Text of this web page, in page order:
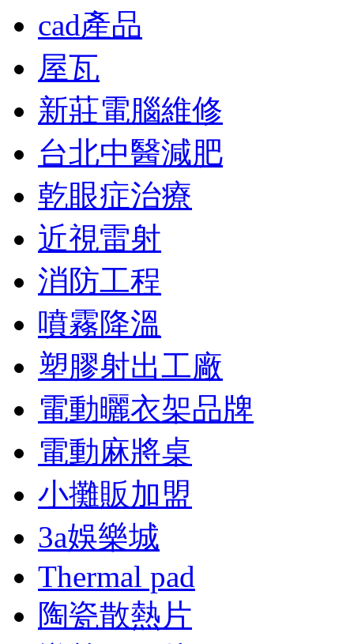
cad產品
屋瓦
新莊電腦維修
台北中醫減肥
乾眼症治療
近視雷射
消防工程
噴霧降溫
塑膠射出工廠
電動曬衣架品牌
電動麻將桌
小攤販加盟
3a娛樂城
Thermal pad
陶瓷散熱片